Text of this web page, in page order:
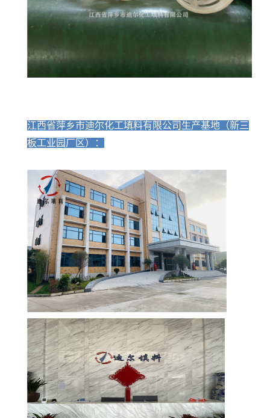
江西省萍乡市迪尔化工填料有限公司生产基地（新三
板工业园厂区）：